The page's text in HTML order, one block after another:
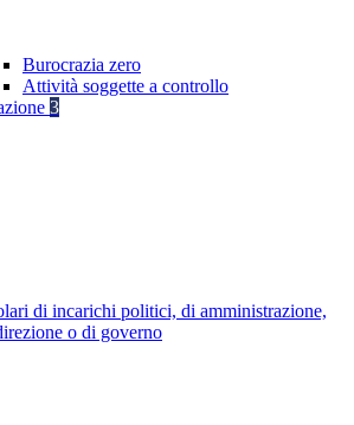
Burocrazia zero
Attività soggette a controllo
3
di incarichi politici, di amministrazione,
o di governo